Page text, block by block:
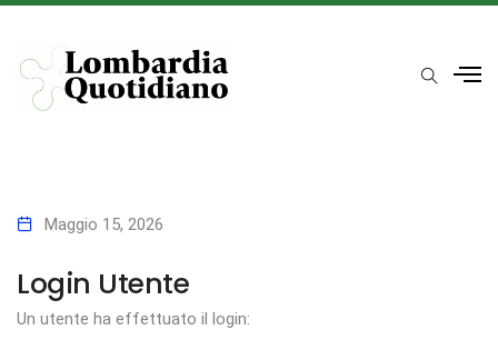
Maggio 15, 2026
Login Utente
Un utente ha effettuato il login: